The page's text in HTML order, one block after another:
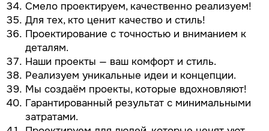
Смело проектируем, качественно реализуем!
Для тех, кто ценит качество и стиль!
Проектирование с точностью и вниманием к
деталям.
Наши проекты — ваш комфорт и стиль.
Реализуем уникальные идеи и концепции.
Мы создаём проекты, которые вдохновляют!
Гарантированный результат с минимальными
затратами.